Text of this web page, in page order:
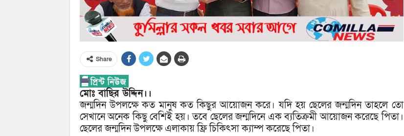
Share
মোঃ বাছির উদ্দিন।।
জন্মদিন উপলক্ষে কত মানুষ কত কিছুর আয়োজন করে। যদি হয় ছেলের জন্মদিন তাহলে তো
সেখানে অনেক কিছু বেশিই হয়। তবে ছেলের জন্মদিনে এক ব্যতিক্রমী আয়োজন করেছে পিতা।
ছেলের জন্মদিন উপলক্ষে এলাকায় ফ্রি চিকিৎসা ক্যাম্প করেছে পিতা।